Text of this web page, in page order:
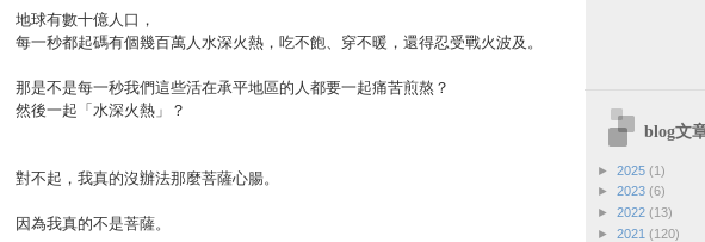
地球有數十億人口，
每一秒都起碼有個幾百萬人水深火熱，吃不飽、穿不暖，還得忍受戰火波及。
那是不是每一秒我們這些活在承平地區的人都要一起痛苦煎熬？
然後一起「水深火熱」？
對不起，我真的沒辦法那麼菩薩心腸。
因為我真的不是菩薩。
blog文
► 2025 (1)
► 2023 (6)
► 2022 (13)
► 2021 (120)